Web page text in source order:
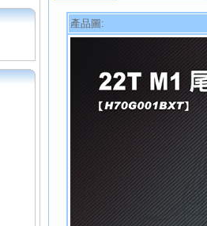
產品圖: